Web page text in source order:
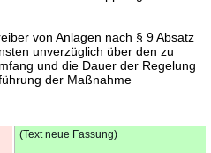
von Anlagen nach § 9 Absatz
unverzüglich über den zu
und die Dauer der Regelung
der Maßnahme
(Text neue Fassung)